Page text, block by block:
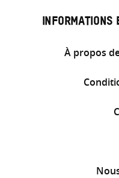
INFORMATIONS
À propos